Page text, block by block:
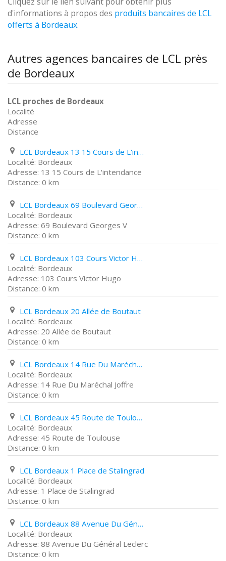
d'informations à propos des produits bancaires de LCL
offerts à Bordeaux.
Autres agences bancaires de LCL près
de Bordeaux
LCL proches de Bordeaux
Localité
Adresse
Distance
LCL Bordeaux 13 15 Cours de L'intendance
Bordeaux
13 15 Cours de L'intendance
0 km
LCL Bordeaux 69 Boulevard Georges V
Bordeaux
69 Boulevard Georges V
0 km
LCL Bordeaux 103 Cours Victor Hugo
Bordeaux
103 Cours Victor Hugo
0 km
LCL Bordeaux 20 Allée de Boutaut
Bordeaux
20 Allée de Boutaut
0 km
LCL Bordeaux 14 Rue Du Maréchal Joffre
Bordeaux
14 Rue Du Maréchal Joffre
0 km
LCL Bordeaux 45 Route de Toulouse
Bordeaux
45 Route de Toulouse
0 km
LCL Bordeaux 1 Place de Stalingrad
Bordeaux
1 Place de Stalingrad
0 km
LCL Bordeaux 88 Avenue Du Général Leclerc
Bordeaux
88 Avenue Du Général Leclerc
0 km